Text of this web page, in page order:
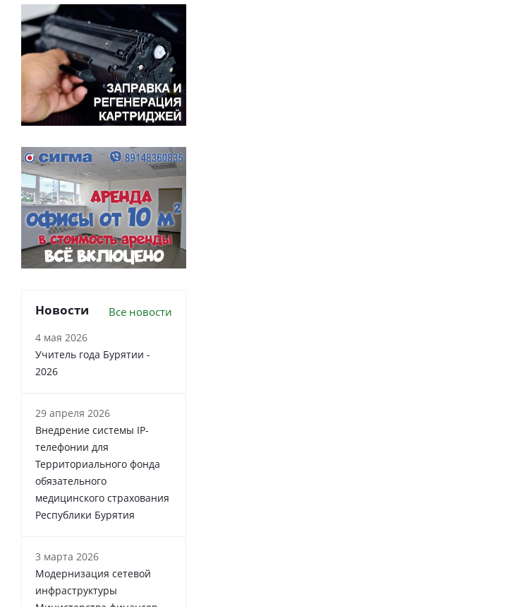
Новости Все новости
4 мая 2026
Учитель года Бурятии -
2026
29 апреля 2026
Внедрение системы IP-
телефонии для
Территориального фонда
обязательного
медицинского страхования
Республики Бурятия
3 марта 2026
Модернизация сетевой
инфраструктуры